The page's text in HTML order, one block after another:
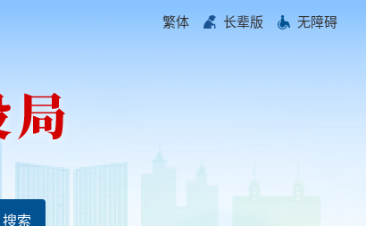
繁体 长辈版 无障碍